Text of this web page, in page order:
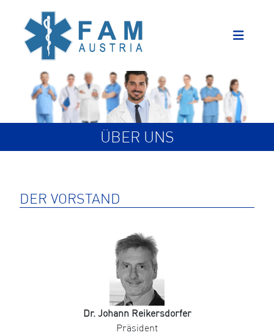
ÜBER UNS
DER VORSTAND
Dr. Johann Reikersdorfer
Präsident